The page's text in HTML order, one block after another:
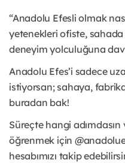
“Anadolu Efesli olmak
yetenekleri ofiste,
deneyim yolculuğuna
Anadolu Efes’i sadece
istiyorsan; sahaya,
buradan bak!
Süreçte hangi
öğrenmek için
hesabımızı takip